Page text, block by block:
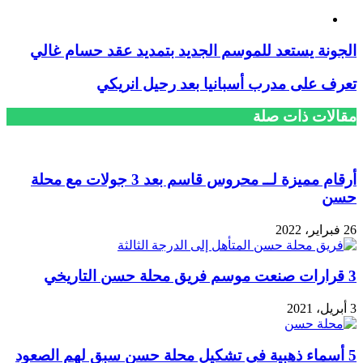
الجونة يستعد للموسم الجديد بتمديد عقد حسام غالي
تعرف على مدرب أسبانيا بعد رحيل انريكي
مقالات ذات صلة
أرقام مميزة لــ محروس قاسم بعد 3 جولات مع محلة
حسن
26 فبراير، 2022
3 قرارات صنعت موسم فريق محلة حسن التاريخي
3 أبريل، 2021
5 أسماء ذهبية في تشكيل محلة حسن سبق لهم الصعود